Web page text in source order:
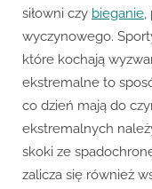
siłowni czy bieganie,
wyczynowego.
które kochają
ekstremalne to
co dzień mają do
ekstremalnych
skoki ze
zalicza się również